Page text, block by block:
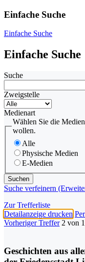
Einfache Suche
Einfache Suche
Einfache Suche
Suche
Zweigstelle
Medienart
Wählen Sie die
wollen.
Alle
Physische Medien
E-Medien
Suche verfeinern
Zur Trefferliste
Detailanzeige drucken
Vorheriger Treffer 2 von
Geschichten aus